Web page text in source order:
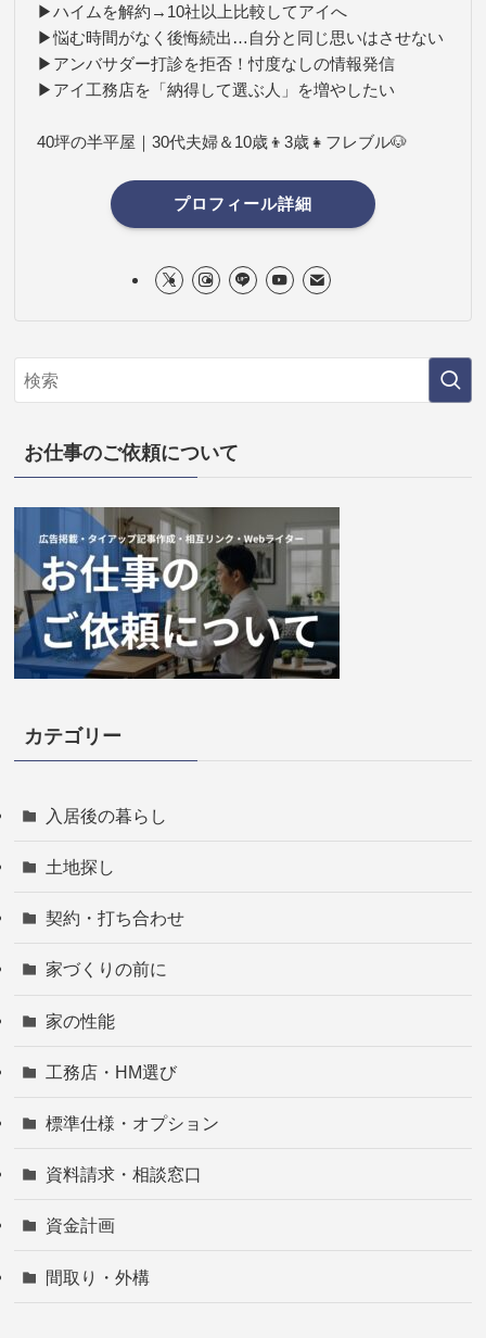
▶ハイムを解約→10社以上比較してアイへ
▶悩む時間がなく後悔続出…自分と同じ思いはさせない
▶アンバサダー打診を拒否！忖度なしの情報発信
▶アイ工務店を「納得して選ぶ人」を増やしたい
40坪の半平屋｜30代夫婦＆10歳👦3歳👧フレブル🐶
プロフィール詳細
お仕事のご依頼について
カテゴリー
入居後の暮らし
土地探し
契約・打ち合わせ
家づくりの前に
家の性能
工務店・HM選び
標準仕様・オプション
資料請求・相談窓口
資金計画
間取り・外構